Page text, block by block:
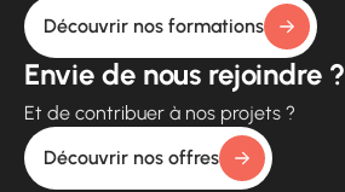
Découvrir nos formations
Envie de nous rejoindre ?
Et de contribuer à nos projets ?
Découvrir nos offres